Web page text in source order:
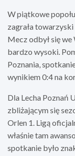
W piątkowe
zagrała
Mecz odbył się
bardzo wysoki.
Poznania,
wynikiem 0:4 na
Dla Lecha Poznań
zbliżającym się
Orlen 1. Ligą
właśnie tam
spotkanie było